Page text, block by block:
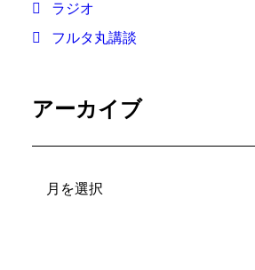
ラジオ
フルタ丸講談
アーカイブ